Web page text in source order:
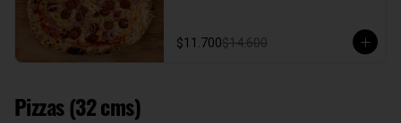
$11.700$14.600
Pizzas (32 cms)